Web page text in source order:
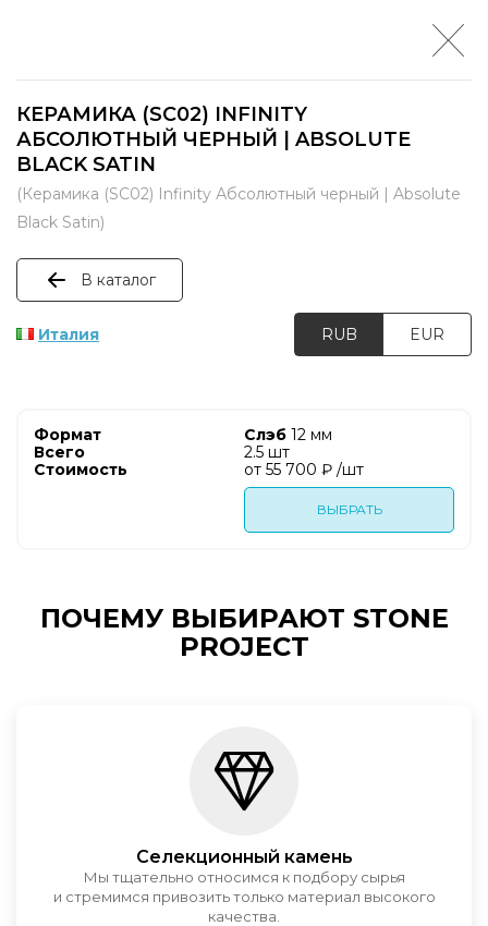
КЕРАМИКА (SC02) INFINITY
АБСОЛЮТНЫЙ ЧЕРНЫЙ | ABSOLUTE
BLACK SATIN
(Керамика (SC02) Infinity Абсолютный черный | Absolute
Black Satin)
В каталог
Италия RUB EUR
Слэб 12 мм
2.5 шт
от 55 700 ₽ /шт
ВЫБРАТЬ
ПОЧЕМУ ВЫБИРАЮТ STONE
PROJECT
Селекционный камень
Мы тщательно относимся к подбору сырья
и стремимся привозить только материал высокого
качества.